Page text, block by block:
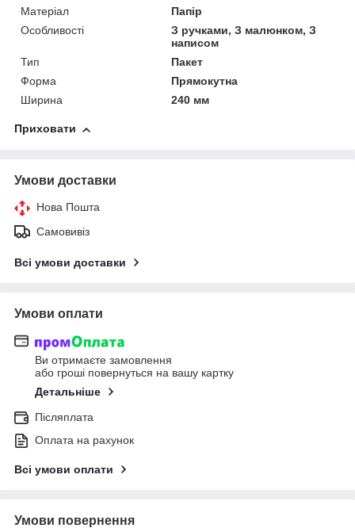
Матеріал
Папір
Особливості
З ручками, З малюнком, З
написом
Тип
Пакет
Форма
Прямокутна
Ширина
240 мм
Приховати
Умови доставки
Нова Пошта
Самовивіз
Всі умови доставки
Умови оплати
Ви отримаєте замовлення
або гроші повернуться на вашу картку
Детальніше
Післяплата
Оплата на рахунок
Всі умови оплати
Умови повернення